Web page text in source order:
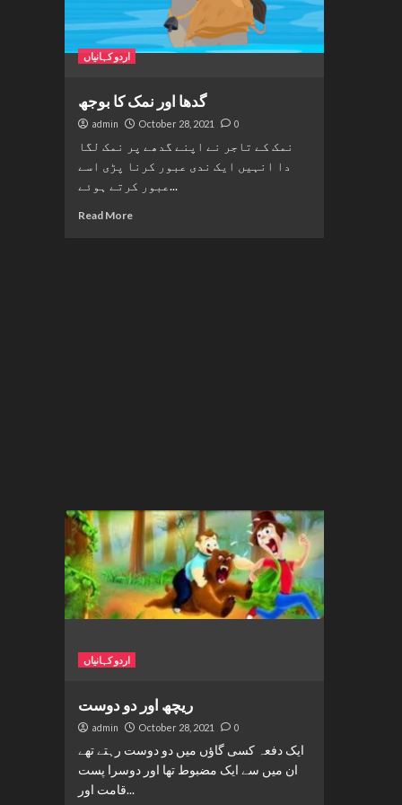
اردو کہانیاں
گدھا اور نمک کا بوجھ
admin October 28, 2021 0
نمک کے تاجر نے اپنے گدھے پر نمک لگا
دا انہیں ایک ندی عبور کرنا پڑی اسے
عبور کرتے ہوئے...
Read More
اردو کہانیاں
ریچھ اور دو دوست
admin October 28, 2021 0
ایک دفعہ کسی گاؤں میں دو دوست رہتے تھے
ان میں سے ایک مضبوط تھا اور دوسرا پست
قامت اور...